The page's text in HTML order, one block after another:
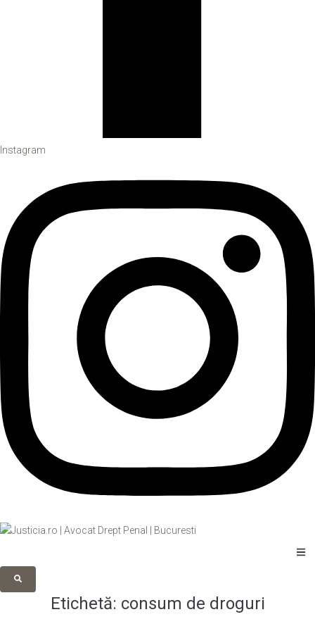
Instagram
Etichetă: consum de droguri